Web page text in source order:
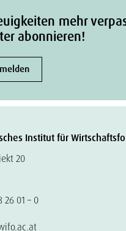
mehr
abonnieren!
Institut für
20
26 01 – 0